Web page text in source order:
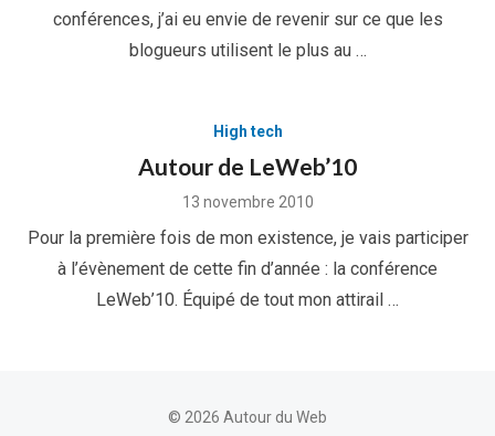
conférences, j’ai eu envie de revenir sur ce que les
blogueurs utilisent le plus au …
High tech
Autour de LeWeb’10
Posted
13 novembre 2010
Pour la première fois de mon existence, je vais participer
à l’évènement de cette fin d’année : la conférence
LeWeb’10. Équipé de tout mon attirail …
© 2026 Autour du Web